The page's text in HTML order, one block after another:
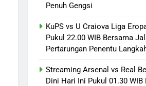
Penuh Gengsi
KuPS vs U Craiova Liga
Pukul 22.00 WIB Bersama
Pertarungan Penentu
Streaming Arsenal vs Real
Dini Hari Ini Pukul 01.30